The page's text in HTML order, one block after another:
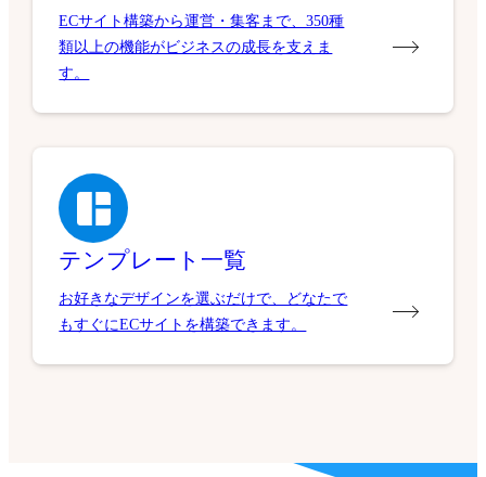
ECサイト構築から運営・集客まで、350種
類以上の機能がビジネスの成長を支えま
す。
テンプレート一覧
お好きなデザインを選ぶだけで、どなたで
もすぐにECサイトを構築できます。